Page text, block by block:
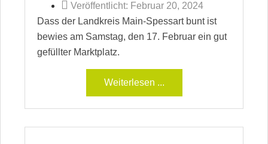
Veröffentlicht: Februar 20, 2024
Dass der Landkreis Main-Spessart bunt ist
bewies am Samstag, den 17. Februar ein gut
gefüllter Marktplatz.
Weiterlesen ...